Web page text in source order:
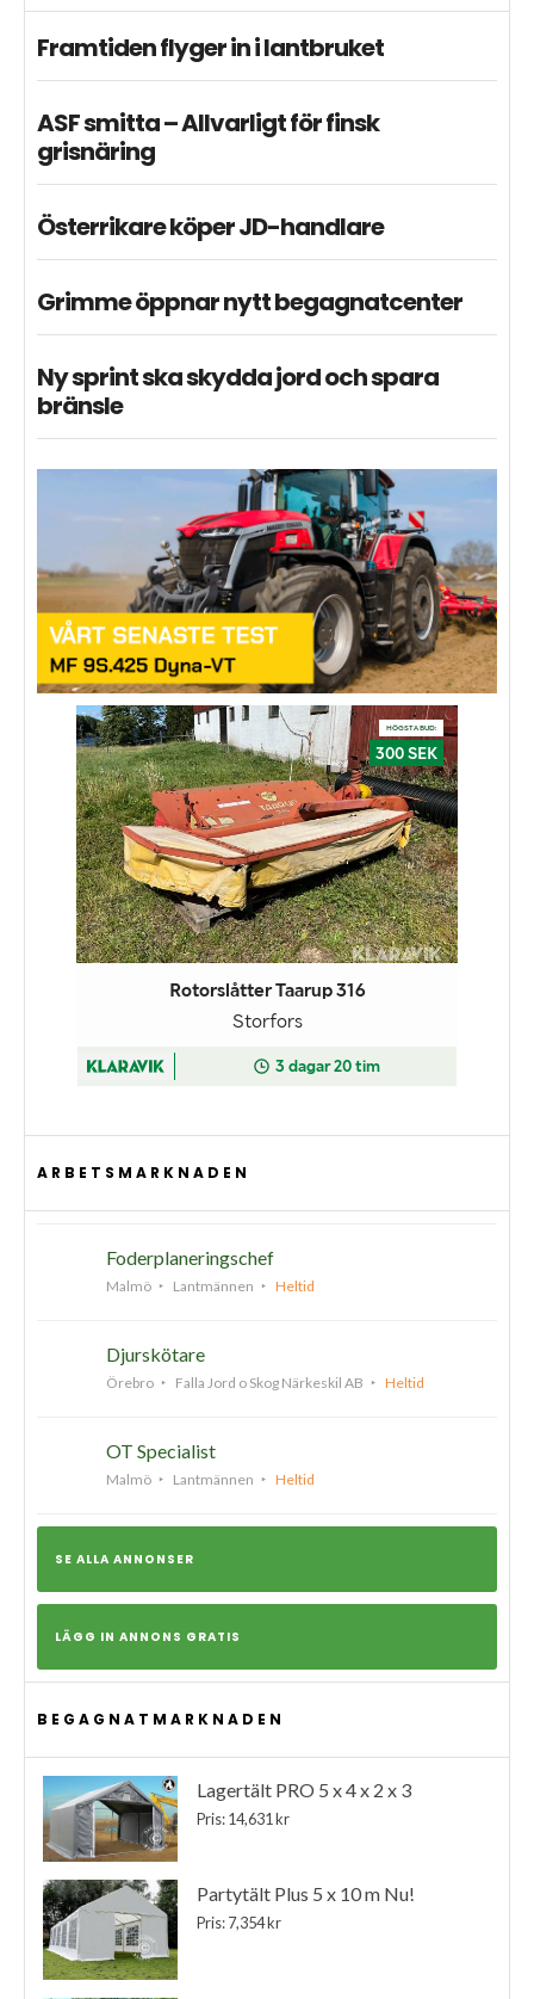
Framtiden flyger in i lantbruket
ASF smitta – Allvarligt för finsk
grisnäring
Österrikare köper JD-handlare
Grimme öppnar nytt begagnatcenter
Ny sprint ska skydda jord och spara
bränsle
ARBETSMARKNADEN
Foderplaneringschef
Malmö Lantmännen Heltid
Djurskötare
Örebro Falla Jord o Skog Närkeskil AB Heltid
OT Specialist
Malmö Lantmännen Heltid
SE ALLA ANNONSER
LÄGG IN ANNONS GRATIS
BEGAGNATMARKNADEN
Lagertält PRO 5 x 4 x 2 x 3
Pris: 14,631 kr
Partytält Plus 5 x 10 m Nu!
Pris: 7,354 kr